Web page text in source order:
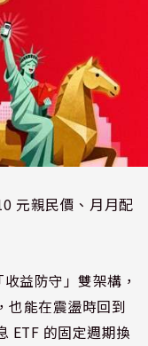
元親民價、月月配
益防守」雙架構，
也能在震盪時回到
ETF 的固定週期換